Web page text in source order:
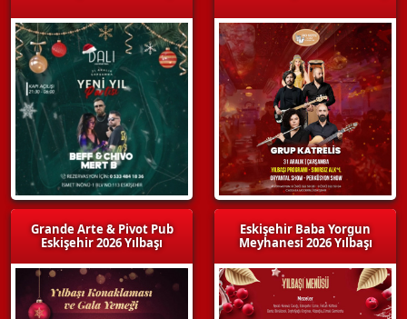
Grande Arte & Pivot Pub
Eskişehir 2026 Yılbaşı
Eskişehir Baba Yorgun
Meyhanesi 2026 Yılbaşı